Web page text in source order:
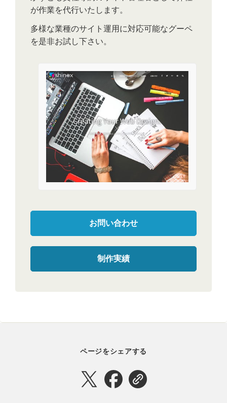
が作業を代行いたします。
多様な業種のサイト運用に対応可能なグーペ
を是非お試し下さい。
お問い合わせ
制作実績
ページをシェアする